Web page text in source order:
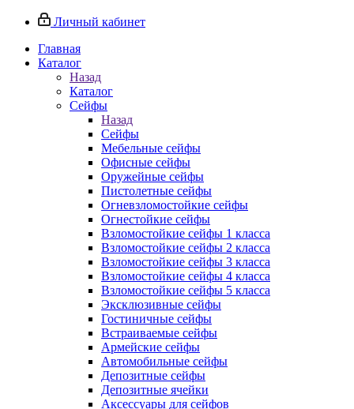
Личный кабинет
Главная
Каталог
Назад
Каталог
Сейфы
Назад
Сейфы
Мебельные сейфы
Офисные сейфы
Оружейные сейфы
Пистолетные сейфы
Огневзломостойкие сейфы
Огнестойкие сейфы
Взломостойкие сейфы 1 класса
Взломостойкие сейфы 2 класса
Взломостойкие сейфы 3 класса
Взломостойкие сейфы 4 класса
Взломостойкие сейфы 5 класса
Эксклюзивные сейфы
Гостиничные сейфы
Встраиваемые сейфы
Армейские сейфы
Автомобильные сейфы
Депозитные сейфы
Депозитные ячейки
Аксессуары для сейфов